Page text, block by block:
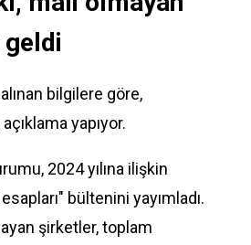
bilgilere göre,
yapıyor.
2024 yılına ilişkin
bültenini yayımladı.
şirketler, toplam